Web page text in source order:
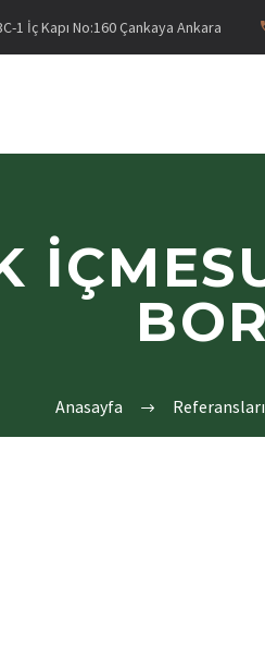
1 İç Kapı No:160 Çankaya Ankara
Anasayfa